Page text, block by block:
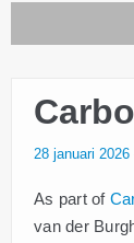
DONATEURS
28 januari 2026
As part of
van der